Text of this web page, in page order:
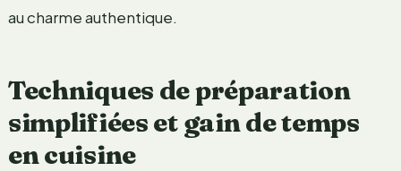
au charme authentique.
Techniques de préparation
simplifiées et gain de temps
en cuisine